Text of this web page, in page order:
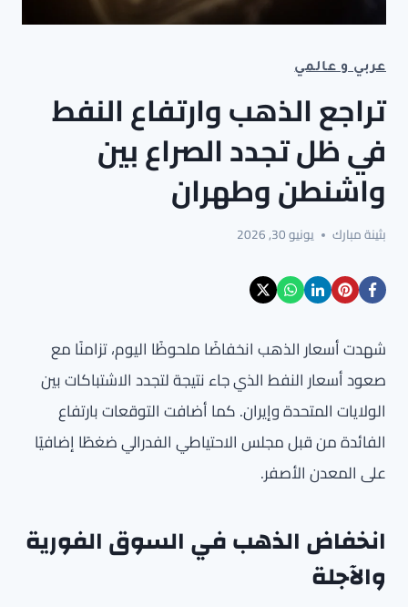
عربي و عالمي
تراجع الذهب وارتفاع النفط
في ظل تجدد الصراع بين
واشنطن وطهران
بثينة مبارك يونيو 30, 2026
شهدت أسعار الذهب انخفاضًا ملحوظًا اليوم، تزامنًا مع
صعود أسعار النفط الذي جاء نتيجة لتجدد الاشتباكات بين
الولايات المتحدة وإيران. كما أضافت التوقعات بارتفاع
الفائدة من قبل مجلس الاحتياطي الفدرالي ضغطًا إضافيًا
على المعدن الأصفر.
انخفاض الذهب في السوق الفورية
والآجلة